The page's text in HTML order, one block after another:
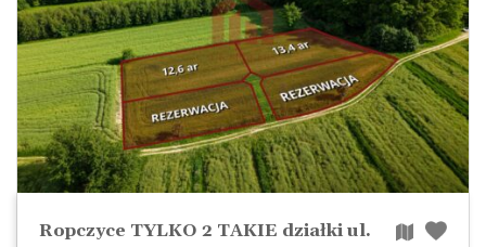
Ropczyce TYLKO 2 TAKIE działki ul.